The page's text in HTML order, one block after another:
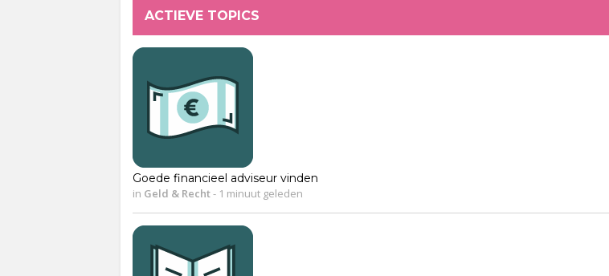
ACTIEVE TOPICS
Goede financieel adviseur vinden
in Geld & Recht-1 minuut geleden